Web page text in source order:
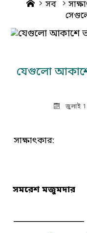
Home
সব
যেগুলো
জুলাই
সাক্ষাৎকার:
সমরেশ মজুমদার
________________